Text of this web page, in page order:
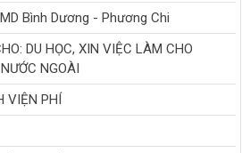
Bình Dương - Phương Chi
DU HỌC, XIN VIỆC LÀM CHO
NGOÀI
VIỆN PHÍ